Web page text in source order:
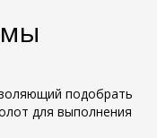
подобрать
для выполнения